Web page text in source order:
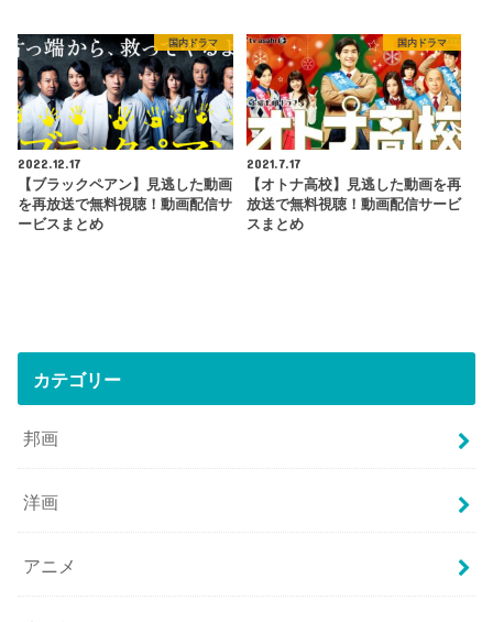
国内ドラマ
2022.12.17
【ブラックペアン】見逃した動画
を再放送で無料視聴！動画配信サ
ービスまとめ
国内ドラマ
2021.7.17
【オトナ高校】見逃した動画を再
放送で無料視聴！動画配信サービ
スまとめ
カテゴリー
邦画
洋画
アニメ